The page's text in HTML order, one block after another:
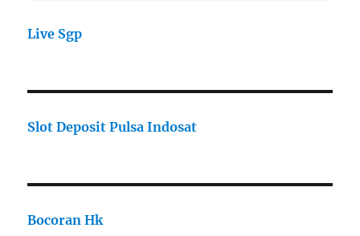
Live Sgp
Slot Deposit Pulsa Indosat
Bocoran Hk